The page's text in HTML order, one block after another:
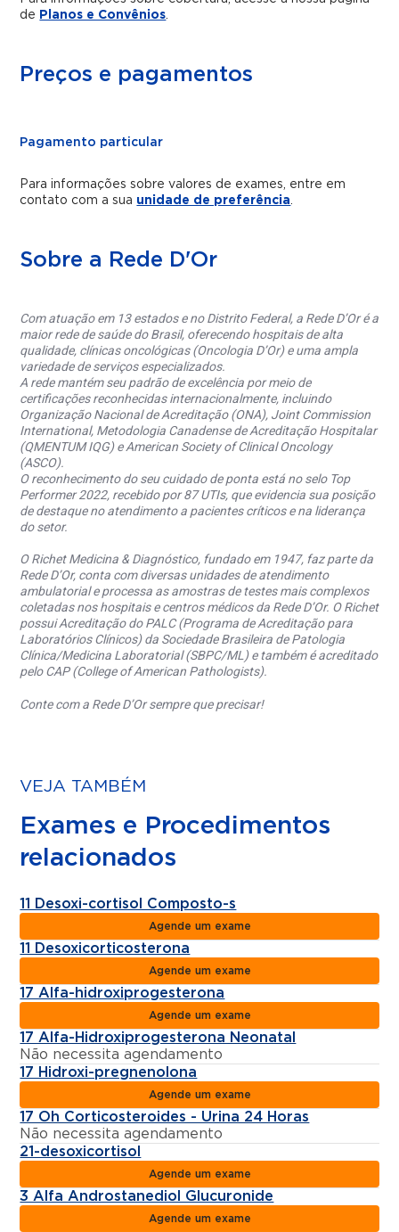
de Planos e Convênios.
Preços e pagamentos
Pagamento particular
Para informações sobre valores de exames, entre em
contato com a sua unidade de preferência.
Sobre a Rede D'Or
Com atuação em 13 estados e no Distrito Federal, a Rede D’Or é a
maior rede de saúde do Brasil, oferecendo hospitais de alta
qualidade, clínicas oncológicas (Oncologia D’Or) e uma ampla
variedade de serviços especializados.
A rede mantém seu padrão de excelência por meio de
certificações reconhecidas internacionalmente, incluindo
Organização Nacional de Acreditação (ONA), Joint Commission
International, Metodologia Canadense de Acreditação Hospitalar
(QMENTUM IQG) e American Society of Clinical Oncology
(ASCO).
O reconhecimento do seu cuidado de ponta está no selo Top
Performer 2022, recebido por 87 UTIs, que evidencia sua posição
de destaque no atendimento a pacientes críticos e na liderança
do setor.
O Richet Medicina & Diagnóstico, fundado em 1947, faz parte da
Rede D’Or, conta com diversas unidades de atendimento
ambulatorial e processa as amostras de testes mais complexos
coletadas nos hospitais e centros médicos da Rede D’Or. O Richet
possui Acreditação do PALC (Programa de Acreditação para
Laboratórios Clínicos) da Sociedade Brasileira de Patologia
Clínica/Medicina Laboratorial (SBPC/ML) e também é acreditado
pelo CAP (College of American Pathologists).
Conte com a Rede D’Or sempre que precisar!
VEJA TAMBÉM
Exames e Procedimentos
relacionados
11 Desoxi-cortisol Composto-s
Agende um exame
11 Desoxicorticosterona
Agende um exame
17 Alfa-hidroxiprogesterona
Agende um exame
17 Alfa-Hidroxiprogesterona Neonatal
Não necessita agendamento
17 Hidroxi-pregnenolona
Agende um exame
17 Oh Corticosteroides - Urina 24 Horas
Não necessita agendamento
21-desoxicortisol
Agende um exame
3 Alfa Androstanediol Glucuronide
Agende um exame